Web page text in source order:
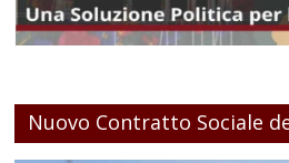
Nuovo Contratto Sociale